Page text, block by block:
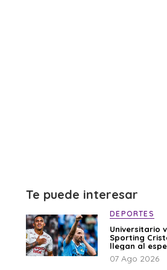
Te puede interesar
DEPORTES
Universitario
Sporting
llegan al
duelo
07 Ago 2026